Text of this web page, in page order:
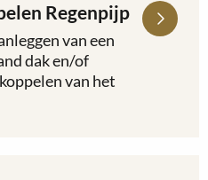
Regenpijp
van een
dak en/of
van het